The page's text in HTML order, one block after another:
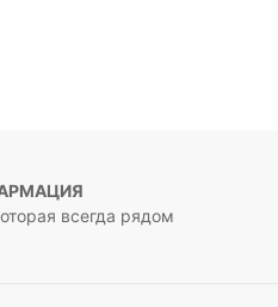
всегда рядом